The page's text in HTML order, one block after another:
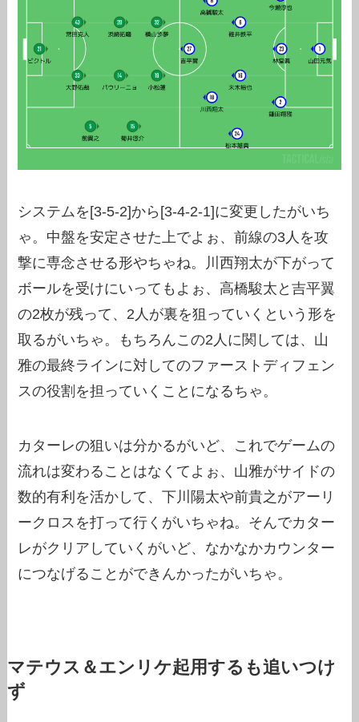
システムを[3-5-2]から[3-4-2-1]に変更したがいち
ゃ。中盤を安定させた上でよぉ、前線の3人を攻
撃に専念させる形やちゃね。川西翔太が下がって
ボールを受けにいってもよぉ、高橋駿太と吉平翼
の2枚が残って、2人が裏を狙っていくという形を
取るがいちゃ。もちろんこの2人に関しては、山
雅の最終ラインに対してのファーストディフェン
スの役割を担っていくことになるちゃ。
カターレの狙いは分かるがいど、これでゲームの
流れは変わることはなくてよぉ、山雅がサイドの
数的有利を活かして、下川陽太や前貴之がアーリ
ークロスを打って行くがいちゃね。そんでカター
レがクリアしていくがいど、なかなかカウンター
につなげることができんかったがいちゃ。
マテウス＆エンリケ起用するも追いつけ
ず